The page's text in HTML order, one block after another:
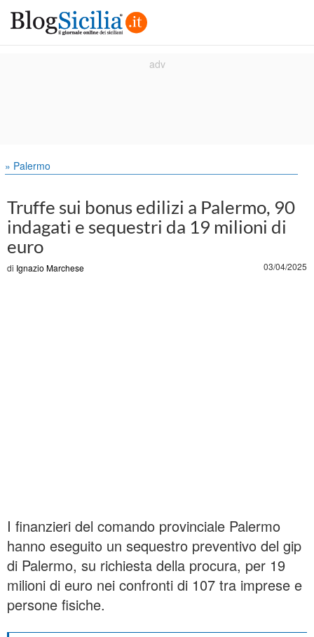
» Palermo
Truffe sui bonus edilizi a Palermo, 90
indagati e sequestri da 19 milioni di
euro
di Ignazio Marchese 03/04/2025
I finanzieri del comando provinciale Palermo
hanno eseguito un sequestro preventivo del gip
di Palermo, su richiesta della procura, per 19
milioni di euro nei confronti di 107 tra imprese e
persone fisiche.